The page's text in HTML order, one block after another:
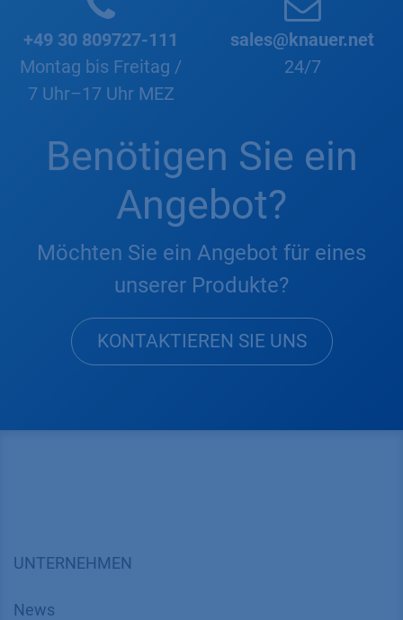
+49 30 809727-111
Montag bis Freitag /
7 Uhr–17 Uhr MEZ
sales@knauer.net
24/7
Benötigen Sie ein
Angebot?
Möchten Sie ein Angebot für eines
unserer Produkte?
KONTAKTIEREN SIE UNS
UNTERNEHMEN
News